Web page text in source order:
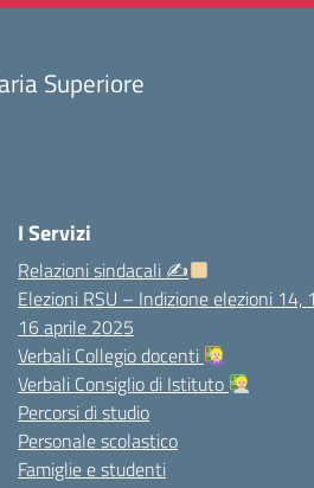
Superiore
I Servizi
Relazioni sindacali ✍
Elezioni RSU – Indizione elezioni 14,
16 aprile 2025
Verbali Collegio docenti
Verbali Consiglio di Istituto
Percorsi di studio
Personale scolastico
Famiglie e studenti